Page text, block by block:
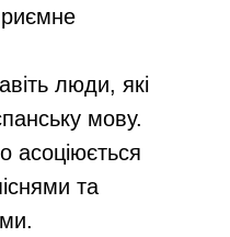
люди, які
мову.
асоціюється
та